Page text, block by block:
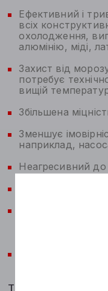
Ефективний і
всіх
охолодження,
алюмінію, міді,
Захист від
потребує
вищій
Збільшена
Зменшує
наприклад,
Неагресивний до
Типові